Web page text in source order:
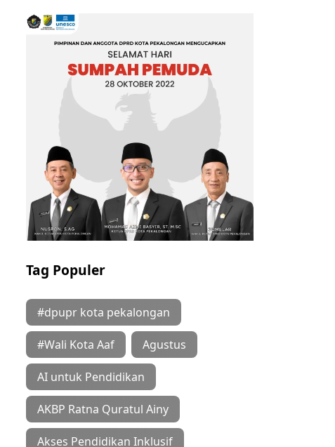
Tag Populer
#dpupr kota pekalongan
#Wali Kota Aaf Agustus
AI untuk Pendidikan
AKBP Ratna Quratul Ainy
Akses Pendidikan Inklusif